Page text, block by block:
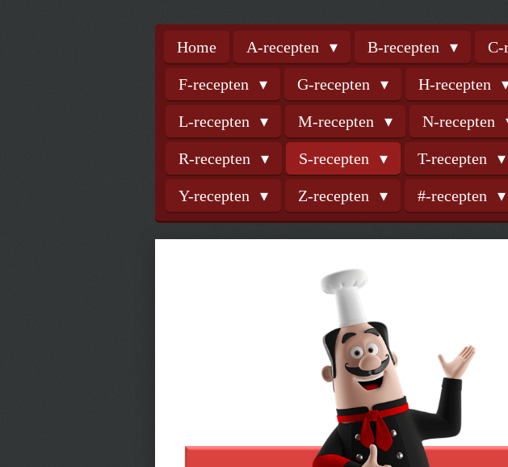
Home A-recepten B-recepten C-
F-recepten G-recepten H-recepten
L-recepten M-recepten N-recepten
R-recepten S-recepten T-recepten
Y-recepten Z-recepten #-recepten